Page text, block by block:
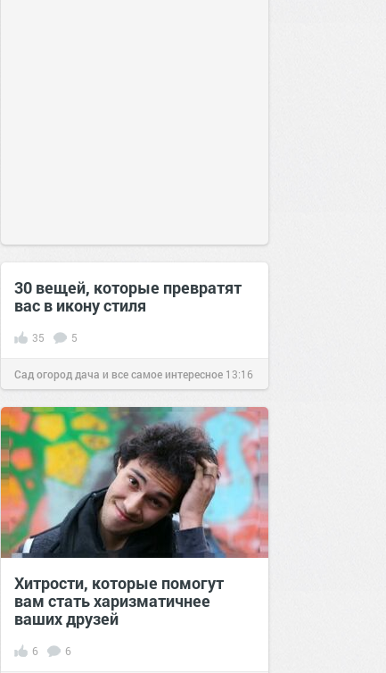
30 вещей, которые превратят
вас в икону стиля
35 5
Сад огород дача и все самое интересное 13:16
30 окт 2018
Хитрости, которые помогут
вам стать харизматичнее
ваших друзей
6 6